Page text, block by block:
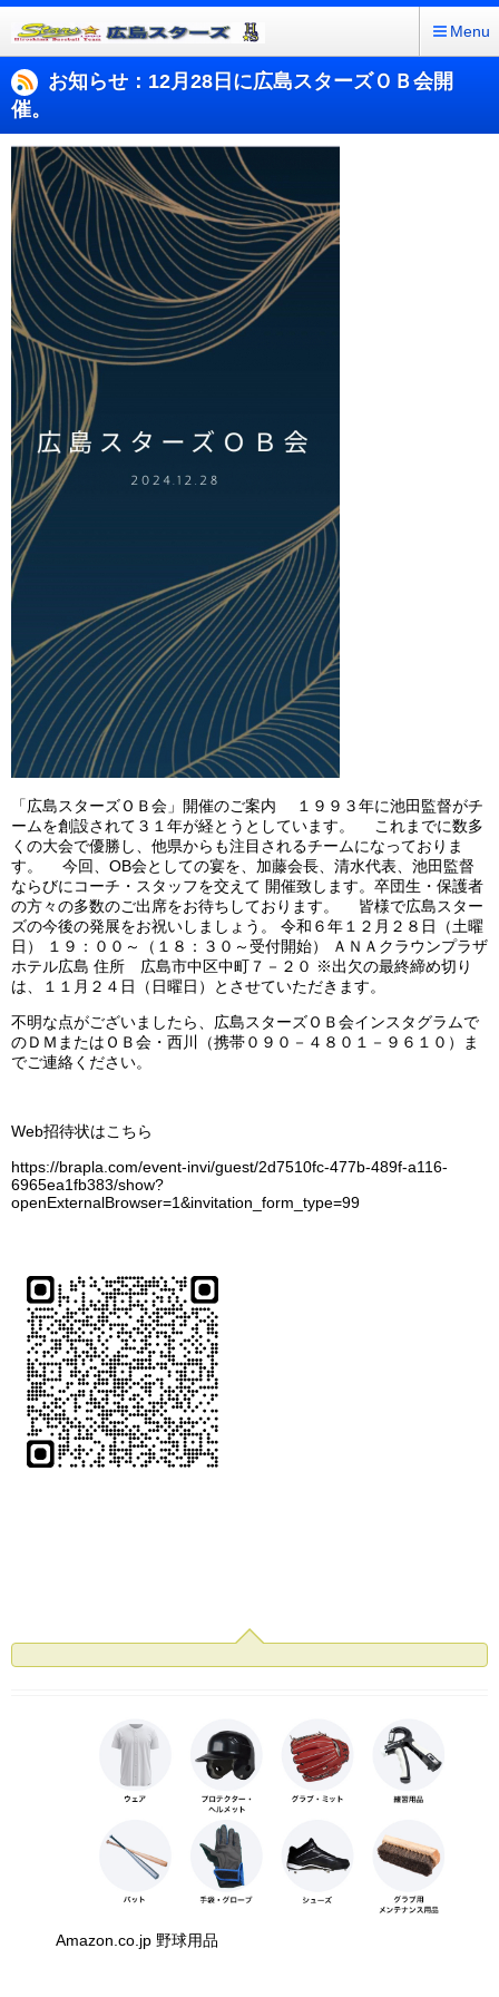
Menu
お知らせ：12月28日に広島スターズＯＢ会開
催。
「広島スターズＯＢ会」開催のご案内 １９９３年に池田監督がチ
ームを創設されて３１年が経とうとしています。 これまでに数多
くの大会で優勝し、他県からも注目されるチームになっておりま
す。 今回、OB会としての宴を、加藤会長、清水代表、池田監督
ならびにコーチ・スタッフを交えて 開催致します。卒団生・保護者
の方々の多数のご出席をお待ちしております。 皆様で広島スター
ズの今後の発展をお祝いしましょう。 令和６年１２月２８日（土曜
日） １９：００～（１８：３０～受付開始） ＡＮＡクラウンプラザ
ホテル広島 住所 広島市中区中町７－２０ ※出欠の最終締め切り
は、１１月２４日（日曜日）とさせていただきます。
不明な点がございましたら、広島スターズＯＢ会インスタグラムで
のＤＭまたはＯＢ会・西川（携帯０９０－４８０１－９６１０）ま
でご連絡ください。
Web招待状はこちら
https://brapla.com/event-invi/guest/2d7510fc-477b-489f-a116-
6965ea1fb383/show?
openExternalBrowser=1&invitation_form_type=99
Amazon.co.jp 野球用品